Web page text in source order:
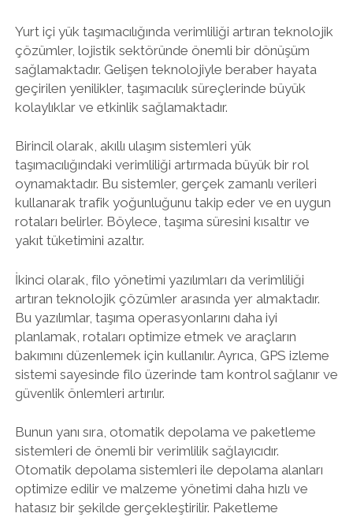
Yurt içi yük taşımacılığında verimliliği artıran teknolojik
çözümler, lojistik sektöründe önemli bir dönüşüm
sağlamaktadır. Gelişen teknolojiyle beraber hayata
geçirilen yenilikler, taşımacılık süreçlerinde büyük
kolaylıklar ve etkinlik sağlamaktadır.
Birincil olarak, akıllı ulaşım sistemleri yük
taşımacılığındaki verimliliği artırmada büyük bir rol
oynamaktadır. Bu sistemler, gerçek zamanlı verileri
kullanarak trafik yoğunluğunu takip eder ve en uygun
rotaları belirler. Böylece, taşıma süresini kısaltır ve
yakıt tüketimini azaltır.
İkinci olarak, filo yönetimi yazılımları da verimliliği
artıran teknolojik çözümler arasında yer almaktadır.
Bu yazılımlar, taşıma operasyonlarını daha iyi
planlamak, rotaları optimize etmek ve araçların
bakımını düzenlemek için kullanılır. Ayrıca, GPS izleme
sistemi sayesinde filo üzerinde tam kontrol sağlanır ve
güvenlik önlemleri artırılır.
Bunun yanı sıra, otomatik depolama ve paketleme
sistemleri de önemli bir verimlilik sağlayıcıdır.
Otomatik depolama sistemleri ile depolama alanları
optimize edilir ve malzeme yönetimi daha hızlı ve
hatasız bir şekilde gerçekleştirilir. Paketleme